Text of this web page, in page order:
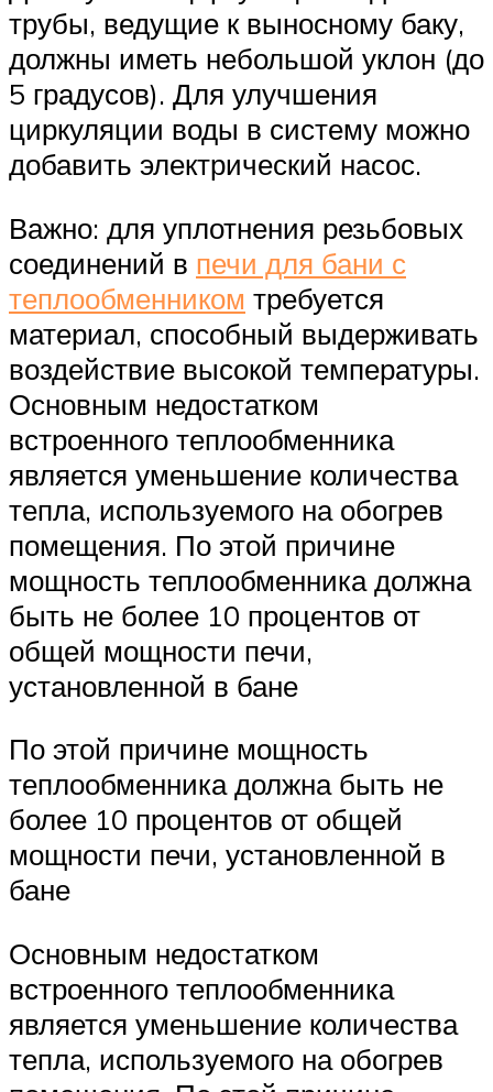
трубы, ведущие к выносному баку,
должны иметь небольшой уклон (до
5 градусов). Для улучшения
циркуляции воды в систему можно
добавить электрический насос.
Важно: для уплотнения резьбовых
соединений в печи для бани с
теплообменником требуется
материал, способный выдерживать
воздействие высокой температуры.
Основным недостатком
встроенного теплообменника
является уменьшение количества
тепла, используемого на обогрев
помещения. По этой причине
мощность теплообменника должна
быть не более 10 процентов от
общей мощности печи,
установленной в бане
По этой причине мощность
теплообменника должна быть не
более 10 процентов от общей
мощности печи, установленной в
бане
Основным недостатком
встроенного теплообменника
является уменьшение количества
тепла, используемого на обогрев